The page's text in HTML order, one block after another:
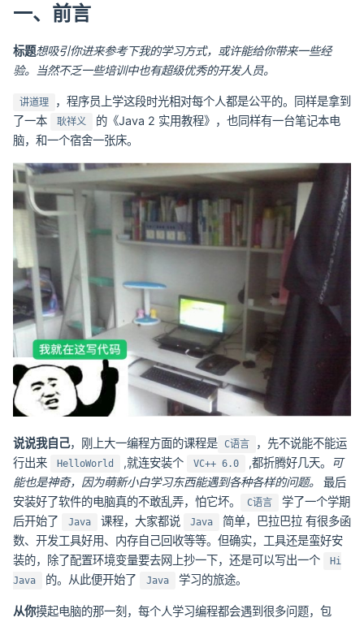
一、前言
标题想吸引你进来参考下我的学习方式，或许能给你带来一些经
验。当然不乏一些培训中也有超级优秀的开发人员。
讲道理
，程序员上学这段时光相对每个人都是公平的。同样是拿到
了一本
耿祥义
的《Java 2 实用教程》，也同样有一台笔记本电
脑，和一个宿舍一张床。
说说我自己，刚上大一编程方面的课程是 C语言
，先不说能不能运
行出来
HelloWorld ,就连安装个 VC++ 6.0 ,都折腾好几天。
可
能也是神奇，因为萌新小白学习东西能遇到各种各样的问题。
最后
安装好了软件的电脑真的不敢乱弄，怕它坏。
C语言
学了一个学期
后开始了
Java 课程，大家都说 Java
简单，巴拉巴拉 有很多函
数、开发工具好用、内存自己回收等等。但确实，工具还是蛮好安
装的，除了配置环境变量要去网上抄一下，还是可以写出一个
Hi
Java
的。从此便开始了 Java 学习的旅途。
从你摸起电脑的那一刻，每个人学习编程都会遇到很多问题，包